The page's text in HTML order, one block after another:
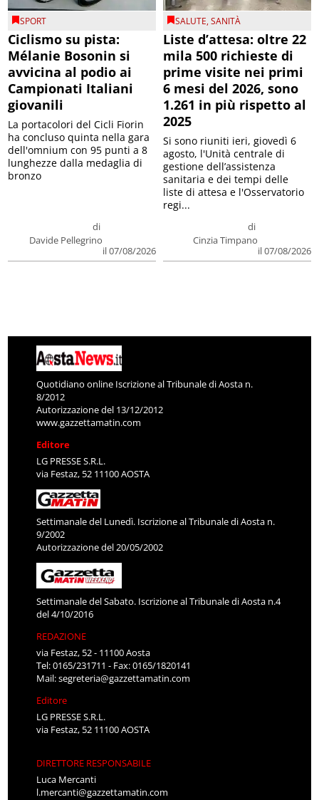
SPORT
Ciclismo su pista:
Mélanie Bosonin si
avvicina al podio ai
Campionati Italiani
giovanili
di
Davide Pellegrino
il 07/08/2026
La portacolori del Cicli Fiorin
ha concluso quinta nella gara
dell'omnium con 95 punti a 8
lunghezze dalla medaglia di
bronzo
SALUTE,SANITÀ
Liste d’attesa: oltre 22
mila 500 richieste di
prime visite nei primi
6 mesi del 2026, sono
1.261 in più rispetto al
2025
di
Cinzia Timpano
il 07/08/2026
Si sono riuniti ieri, giovedì 6
agosto, l'Unità centrale di
gestione dell’assistenza
sanitaria e dei tempi delle
liste di attesa e l'Osservatorio
regi...
Quotidiano online Iscrizione al Tribunale di Aosta n.
8/2012
Autorizzazione del 13/12/2012
www.gazzettamatin.com
Editore
LG PRESSE S.R.L.
via Festaz, 52 11100 AOSTA
Settimanale del Lunedì. Iscrizione al Tribunale di Aosta n.
9/2002
Autorizzazione del 20/05/2002
Settimanale del Sabato. Iscrizione al Tribunale di Aosta n.4
del 4/10/2016
REDAZIONE
via Festaz, 52 - 11100 Aosta
Tel: 0165/231711 - Fax: 0165/1820141
Mail:segreteria@gazzettamatin.com
Editore
LG PRESSE S.R.L.
via Festaz, 52 11100 AOSTA
DIRETTORE RESPONSABILE
Luca Mercanti
l.mercanti@gazzettamatin.com